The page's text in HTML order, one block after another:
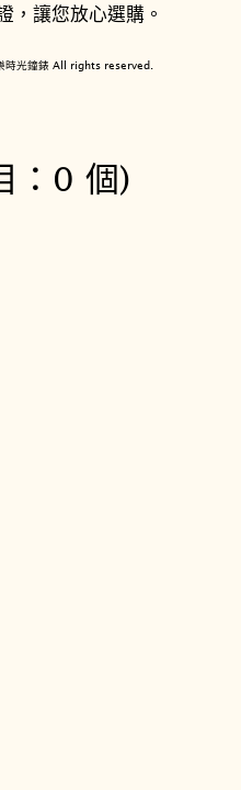
，讓您放心選購。
光鐘錶 All rights reserved.
：0 個)